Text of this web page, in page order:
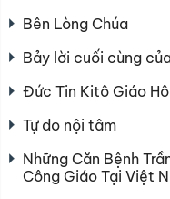
Bên Lòng Chúa
Bảy lời cuối cùng
Đức Tin Kitô Giáo
Tự do nội tâm
Những Căn Bệnh
Công Giáo Tại Việt